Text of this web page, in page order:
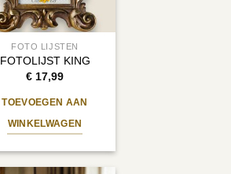
FOTO LIJSTEN
FOTOLIJST KING
€ 17,99
TOEVOEGEN AAN
WINKELWAGEN